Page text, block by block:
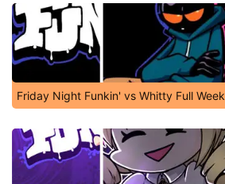
Friday Night Funkin' vs Whitty Full Week